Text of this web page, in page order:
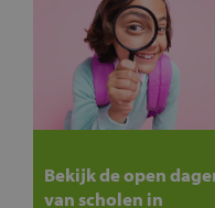
Bekijk de open
van scholen in